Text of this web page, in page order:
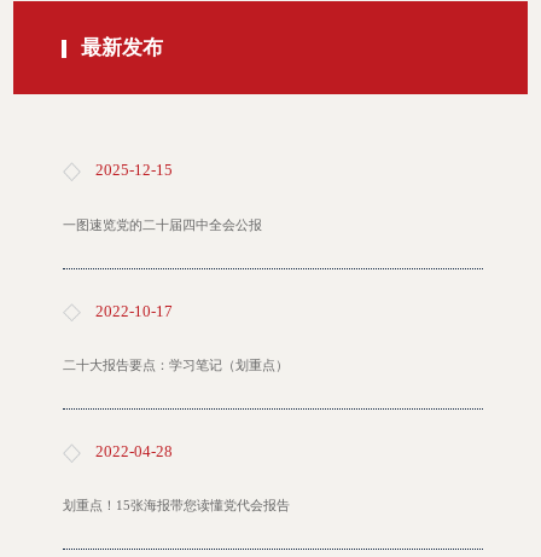
最新发布
2025-12-15
一图速览党的二十届四中全会公报
2022-10-17
二十大报告要点：学习笔记（划重点）
2022-04-28
划重点！15张海报带您读懂党代会报告